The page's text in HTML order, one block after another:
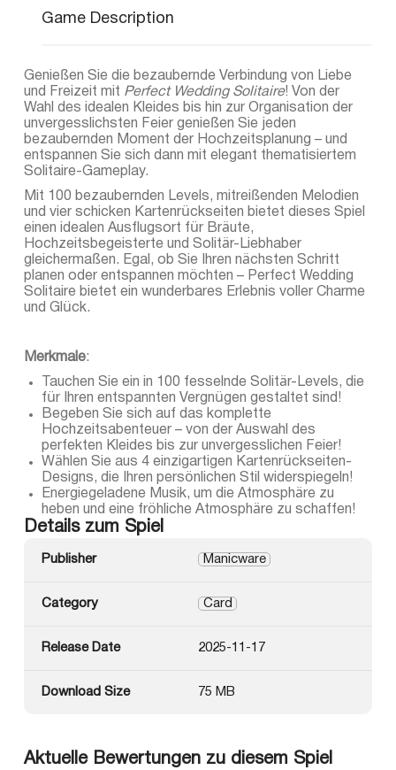
Game Description
Genießen Sie die bezaubernde Verbindung von Liebe
und Freizeit mit Perfect Wedding Solitaire! Von der
Wahl des idealen Kleides bis hin zur Organisation der
unvergesslichsten Feier genießen Sie jeden
bezaubernden Moment der Hochzeitsplanung – und
entspannen Sie sich dann mit elegant thematisiertem
Solitaire-Gameplay.
Mit 100 bezaubernden Levels, mitreißenden Melodien
und vier schicken Kartenrückseiten bietet dieses Spiel
einen idealen Ausflugsort für Bräute,
Hochzeitsbegeisterte und Solitär-Liebhaber
gleichermaßen. Egal, ob Sie Ihren nächsten Schritt
planen oder entspannen möchten – Perfect Wedding
Solitaire bietet ein wunderbares Erlebnis voller Charme
und Glück.
Merkmale:
Tauchen Sie ein in 100 fesselnde Solitär-Levels, die
für Ihren entspannten Vergnügen gestaltet sind!
Begeben Sie sich auf das komplette
Hochzeitsabenteuer – von der Auswahl des
perfekten Kleides bis zur unvergesslichen Feier!
Wählen Sie aus 4 einzigartigen Kartenrückseiten-
Designs, die Ihren persönlichen Stil widerspiegeln!
Energiegeladene Musik, um die Atmosphäre zu
heben und eine fröhliche Atmosphäre zu schaffen!
Details zum Spiel
Publisher Manicware
Category Card
Release Date 2025-11-17
Download Size 75 MB
Aktuelle Bewertungen zu diesem Spiel